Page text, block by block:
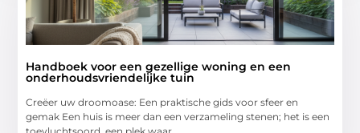
Handboek voor een gezellige woning en een
onderhoudsvriendelijke tuin
Creëer uw droomoase: Een praktische gids voor sfeer en
gemak Een huis is meer dan een verzameling stenen; het is een